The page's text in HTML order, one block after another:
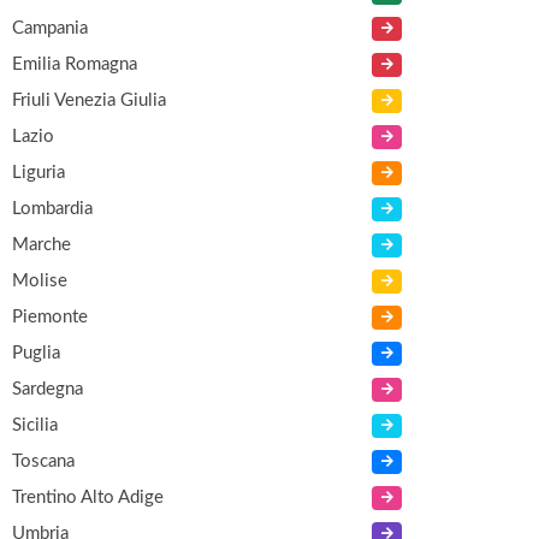
Campania
Emilia Romagna
Friuli Venezia Giulia
Lazio
Liguria
Lombardia
Marche
Molise
Piemonte
Puglia
Sardegna
Sicilia
Toscana
Trentino Alto Adige
Umbria